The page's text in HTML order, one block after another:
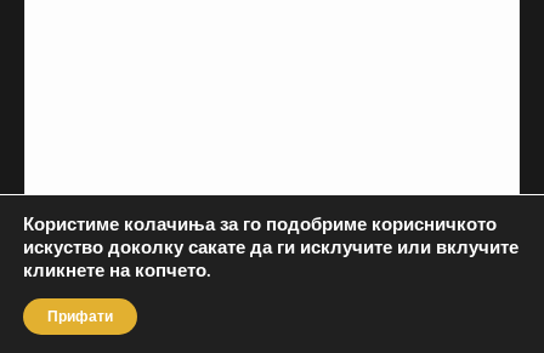
Користиме колачиња за го подобриме корисничкото
искуство доколку сакате да ги исклучите или вклучите
кликнете на копчето.
Прифати